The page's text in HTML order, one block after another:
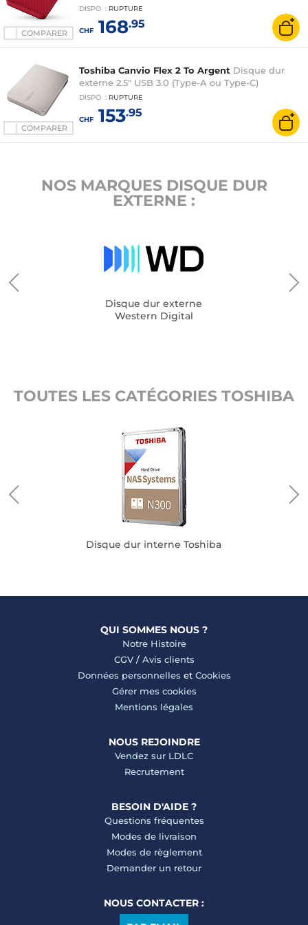
COMPARER
DISPO : RUPTURE
CHF168.95
COMPARER
Toshiba Canvio Flex 2 To Argent Disque dur
externe 2.5" USB 3.0 (Type-A ou Type-C)
DISPO : RUPTURE
CHF153.95
NOS MARQUES DISQUE DUR
EXTERNE :
Disque dur externe
Western Digital
TOUTES LES CATÉGORIES TOSHIBA
Disque dur interne Toshiba
QUI SOMMES NOUS ?
Notre Histoire
CGV/ Avis clients
Données personnelles et Cookies
Gérer mes cookies
Mentions légales
NOUS REJOINDRE
Vendez sur LDLC
Recrutement
BESOIN D'AIDE ?
Questions fréquentes
Modes de livraison
Modes de règlement
Demander un retour
NOUS CONTACTER :